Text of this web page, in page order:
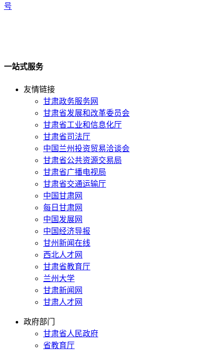
号
一站式服务
友情链接
甘肃政务服务网
甘肃省发展和改革委员会
甘肃省工业和信息化厅
甘肃省司法厅
中国兰州投资贸易洽谈会
甘肃省公共资源交易局
甘肃省广播电视局
甘肃省交通运输厅
中国甘肃网
每日甘肃网
中国发展网
中国经济导报
甘州新闻在线
西北人才网
甘肃省教育厅
兰州大学
甘肃新闻网
甘肃人才网
政府部门
甘肃省人民政府
省教育厅